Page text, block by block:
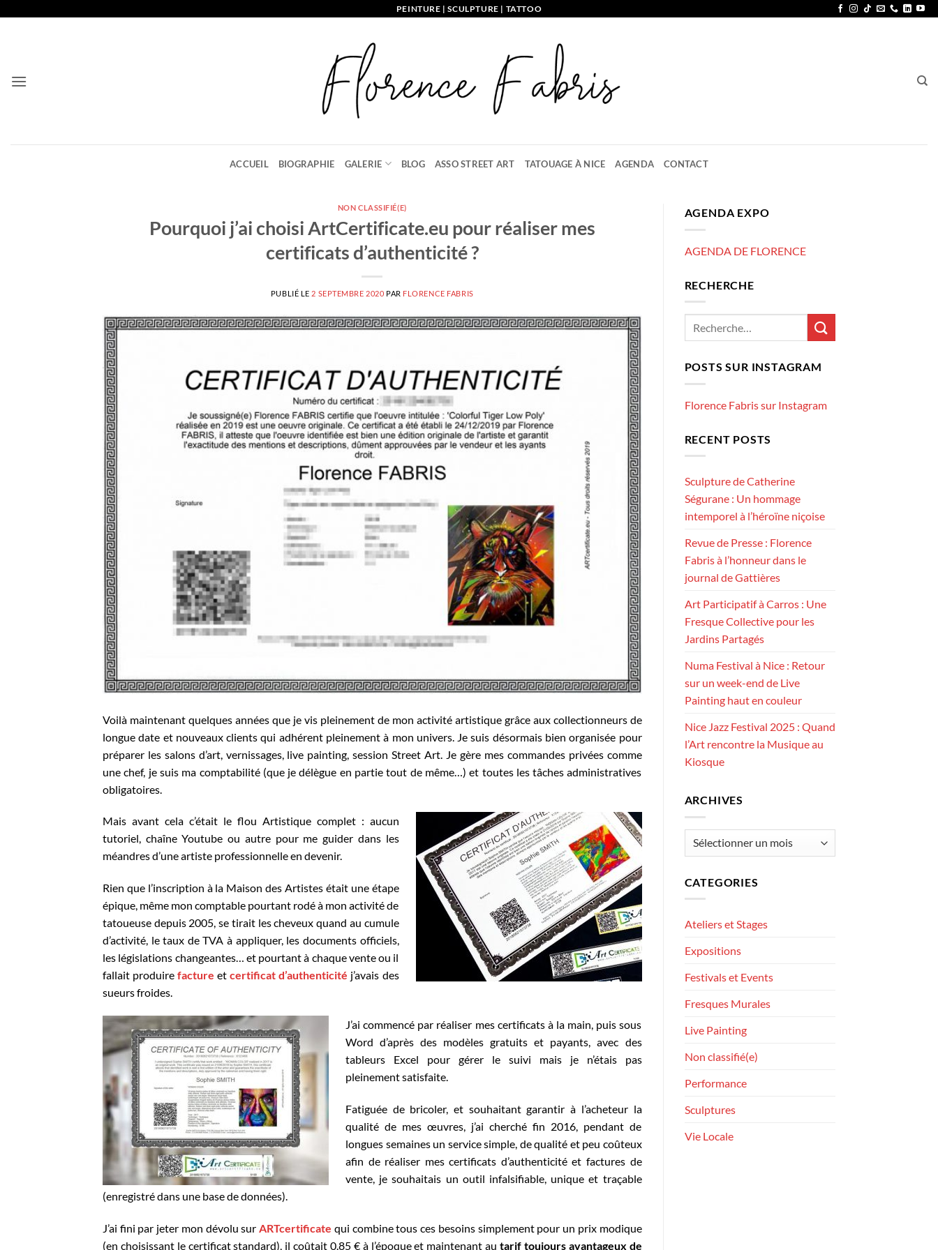
PEINTURE | SCULPTURE | TATTOO
ACCUEIL BIOGRAPHIE GALERIE BLOG ASSO STREET ART TATOUAGE À NICE AGENDA CONTACT
NON CLASSIFIÉ(E)
Pourquoi j’ai choisi ArtCertificate.eu pour réaliser mes
certificats d’authenticité ?
PUBLIÉ LE 2 SEPTEMBRE 2020 PAR FLORENCE FABRIS
Voilà maintenant quelques années que je vis pleinement de mon activité artistique grâce aux collectionneurs de
longue date et nouveaux clients qui adhérent pleinement à mon univers. Je suis désormais bien organisée pour
préparer les salons d’art, vernissages, live painting, session Street Art. Je gère mes commandes privées comme
une chef, je suis ma comptabilité (que je délègue en partie tout de même…) et toutes les tâches administratives
obligatoires.
Mais avant cela c’était le flou Artistique complet : aucun
tutoriel, chaîne Youtube ou autre pour me guider dans les
méandres d’une artiste professionnelle en devenir.
Rien que l’inscription à la Maison des Artistes était une étape
épique, même mon comptable pourtant rodé à mon activité de
tatoueuse depuis 2005, se tirait les cheveux quand au cumule
d’activité, le taux de TVA à appliquer, les documents officiels,
les législations changeantes… et pourtant à chaque vente ou il
fallait produirefacture etcertificat d’authenticité j’avais des
sueurs froides.
J’ai commencé par réaliser mes certificats à la main, puis sous
Word d’après des modèles gratuits et payants, avec des
tableurs Excel pour gérer le suivi mais je n’étais pas
pleinement satisfaite.
Fatiguée de bricoler, et souhaitant garantir à l’acheteur la
qualité de mes œuvres, j’ai cherché fin 2016, pendant de
longues semaines un service simple, de qualité et peu coûteux
afin de réaliser mes certificats d’authenticité et factures de
vente, je souhaitais un outil infalsifiable, unique et traçable
(enregistré dans une base de données).
J’ai fini par jeter mon dévolu sur ARTcertificate qui combine tous ces besoins simplement pour un prix modique
(en choisissant le certificat standard), il coûtait 0.85 € à l’époque et maintenant au tarif toujours avantageux de
AGENDA EXPO
AGENDA DE FLORENCE
RECHERCHE
POSTS SUR INSTAGRAM
Florence Fabris sur Instagram
RECENT POSTS
Sculpture de Catherine
Ségurane : Un hommage
intemporel à l’héroïne niçoise
Revue de Presse : Florence
Fabris à l’honneur dans le
journal de Gattières
Art Participatif à Carros : Une
Fresque Collective pour les
Jardins Partagés
Numa Festival à Nice : Retour
sur un week-end de Live
Painting haut en couleur
Nice Jazz Festival 2025 : Quand
l’Art rencontre la Musique au
Kiosque
ARCHIVES
Archives
CATEGORIES
Ateliers et Stages
Expositions
Festivals et Events
Fresques Murales
Live Painting
Non classifié(e)
Performance
Sculptures
Vie Locale